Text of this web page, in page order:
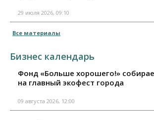
29 июля 2026, 09:10
Все материалы
Бизнес календарь
Фонд «Больше хорошего!»
на главный экофест города
09 августа 2026, 12:00